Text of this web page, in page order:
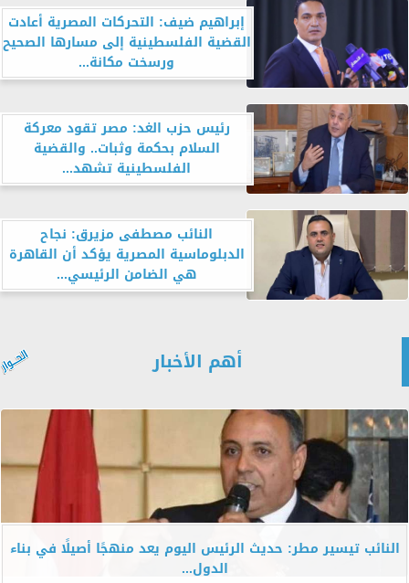
إبراهيم ضيف: التحركات المصرية أعادت
القضية الفلسطينية إلى مسارها الصحيح
ورسخت مكانة...
رئيس حزب الغد: مصر تقود معركة
السلام بحكمة وثبات.. والقضية
الفلسطينية تشهد...
النائب مصطفى مزيرق: نجاح
الدبلوماسية المصرية يؤكد أن القاهرة
هي الضامن الرئيسي...
أهم الأخبار
النائب تيسير مطر: حديث الرئيس اليوم يعد منهجًا أصيلًا في بناء
الدول...